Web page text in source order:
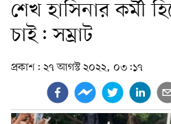
শেখ হাসিনার কর্মী
চাই: সম্রাট
প্রকাশ: ২৭ আগস্ট ২০২২, ০৩:১৭